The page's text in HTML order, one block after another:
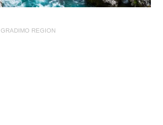
GRADIMO REGION